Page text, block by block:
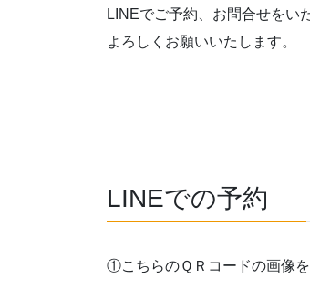
LINEでご予約、お問合せをい
よろしくお願いいたします。
LINEでの予約
①こちらのＱＲコードの画像を